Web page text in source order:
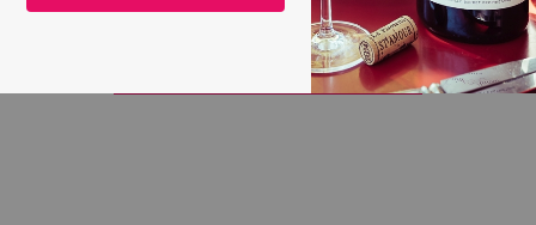
COMPRAR